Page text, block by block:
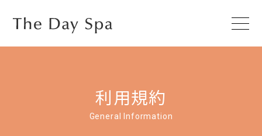
利用規約
General Information